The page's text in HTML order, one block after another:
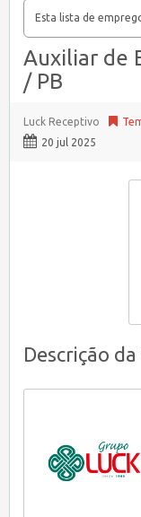
Esta lista de
Auxiliar de
/ PB
Luck Receptivo
20 jul 2025
Descrição da